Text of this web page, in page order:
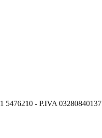
- P.IVA 03280840137